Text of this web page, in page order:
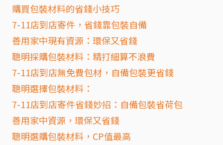
購買包裝材料的省錢小技巧
7-11店到店寄件，省錢靠包裝自備
善用家中現有資源：環保又省錢
聰明採購包裝材料：精打細算不浪費
7-11店到店無免費包材，自備包裝更省錢
聰明選擇包裝材料：
7-11店到店寄件省錢妙招：自備包裝省荷包
善用家中資源，環保又省錢
聰明選購包裝材料，CP值最高